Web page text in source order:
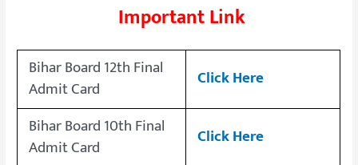
Important Link
Bihar Board 12th Final
Admit Card
Click Here
Bihar Board 10th Final
Admit Card
Click Here